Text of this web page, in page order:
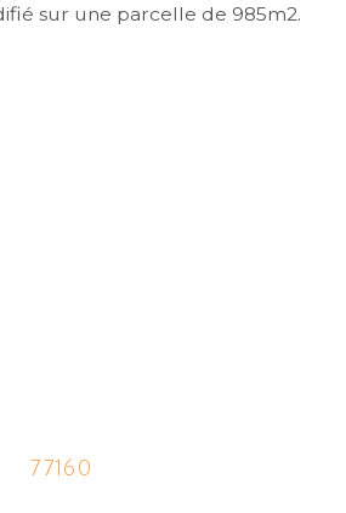
sur une parcelle de 985m2.
77160